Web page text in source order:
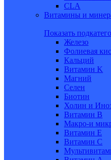
CLA
Витамины и
Показать
Железо
Фолиевая
Кальций
Витамин K
Магний
Селен
Биотин
Холин и
Витамин B
Макро-и
Витамин Е
Витамин С